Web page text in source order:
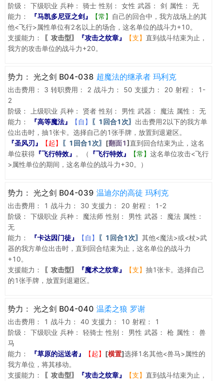
阶级：
下级职业 兵种： 骑士 性别： 女性 武器： 剑 属性：
无
能力：
『马凯多尼亚之剑』 【常】
自己的回合中，我方战场上的其
他<飞行>属性单位有2名以上的场合，这名单位的战斗力+10。
支援能力：
〖攻击型〗 『攻击之纹章』 【支】 直到战斗结束为止，
我方的攻击单位的战斗力+20。
势力： 光之剑 B04-038 超魔法的继承者 玛利克
出击费用： 3 转职费用： 2 战斗力： 50 支援力： 20 射程：
1-
2
阶级：
上级职业 兵种： 贤者 性别： 男性 武器： 魔法 属性：
无
能力：
『高等魔法』 【自】 〖1回合1次〗 出击费用2以下的我方单
位出击时，抽1张卡。选择自己的1张手牌，放置到退避区。
『圣风刃』
【起】 〖1回合1次〗 [翻面1]直到回合结束为止，这名
单位获得 『飞行特效』 。（ 『飞行特效』 【常】 这名单位攻击<飞行
>属性单位的期间，这名单位的战斗力+30。）
势力： 光之剑 B04-039 温迪尔的高徒 玛利克
出击费用： 1 战斗力： 30 支援力： 20 射程：
1-2
阶级：
下级职业 兵种： 魔法师 性别： 男性 武器： 魔法 属性：
无
能力：
『卡达因门徒』 【自】 〖1回合1次〗 其他<魔法>或<杖>武
器的我方单位出击时，直到回合结束为止，这名单位的战斗力
+10。
支援能力：
〖攻击型〗 『魔术之纹章』 【支】 抽1张卡。选择自己
的1张手牌，放置到退避区。
势力： 光之剑 B04-040 温柔之狼 罗谢
出击费用： 1 战斗力： 40 支援力： 10 射程：
1
阶级：
下级职业 兵种： 轻骑士 性别： 男性 武器： 枪 属性：
兽
马
能力：
『草原的运送者』 【起】 [横置]选择1名其他<兽马>属性的
我方单位，将其移动。
支援能力：
〖攻击型〗 『攻击之纹章』 【支】 直到战斗结束为止，